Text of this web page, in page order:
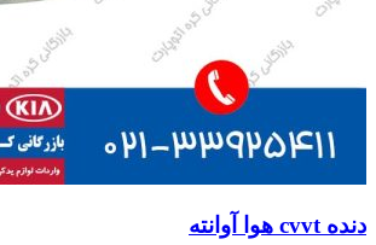
دنده cvvt هوا آوانته